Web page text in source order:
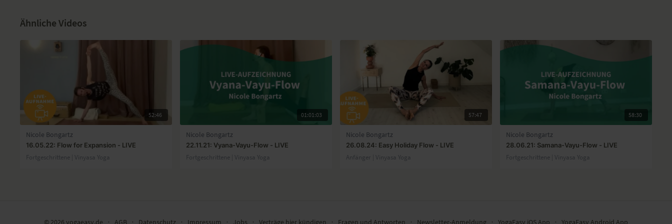
Ähnliche Videos
52:46
Nicole Bongartz
16.05.22: Flow for Expansion - LIVE
Fortgeschrittene | Vinyasa Yoga
01:01:03
Nicole Bongartz
22.11.21: Vyana-Vayu-Flow - LIVE
Fortgeschrittene | Vinyasa Yoga
57:47
Nicole Bongartz
26.08.24: Easy Holiday Flow - LIVE
Anfänger | Vinyasa Yoga
58:30
Nicole Bongartz
28.06.21: Samana-Vayu-Flow - LIVE
Fortgeschrittene | Vinyasa Yoga
© 2026 yogaeasy.de ∙ AGB ∙ Datenschutz ∙ Impressum ∙ Jobs ∙ Verträge hier kündigen ∙ Fragen und Antworten ∙ Newsletter-Anmeldung ∙ YogaEasy iOS App ∙ YogaEasy Android App